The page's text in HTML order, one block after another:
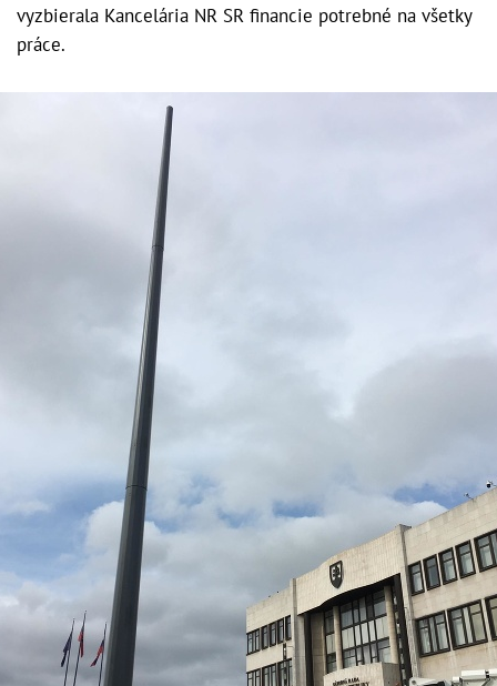
vyzbierala Kancelária NR SR financie potrebné na všetky
práce.